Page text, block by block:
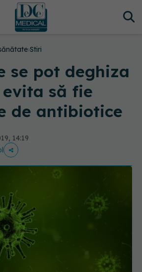
›Stiri
se pot deghiza
să fie
de antibiotice
14:19